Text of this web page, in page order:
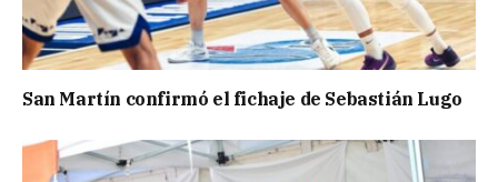
San Martín confirmó el fichaje de Sebastián Lugo